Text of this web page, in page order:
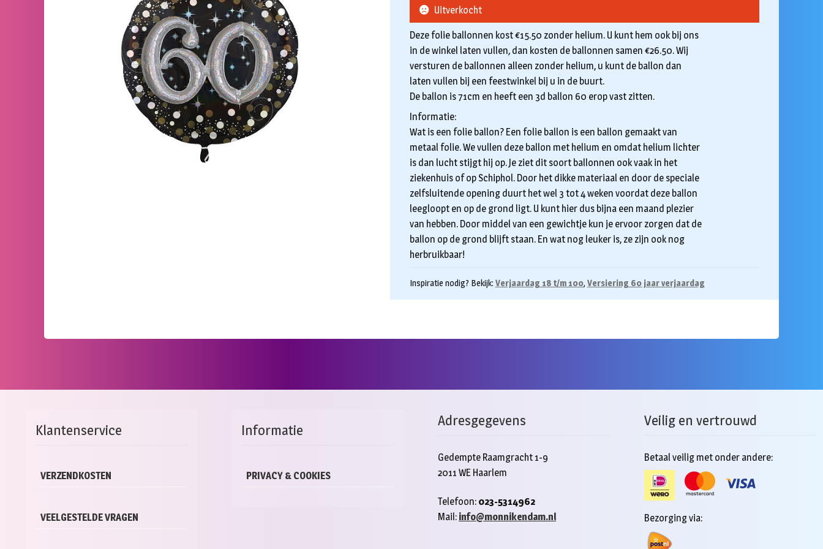
Deze folie ballonnen kost €15.50 zonder helium. U kunt hem ook bij ons
in de winkel laten vullen, dan kosten de ballonnen samen €26.50. Wij
versturen de ballonnen alleen zonder helium, u kunt de ballon dan
laten vullen bij een feestwinkel bij u in de buurt.
De ballon is 71cm en heeft een 3d ballon 60 erop vast zitten.
Informatie:
Wat is een folie ballon? Een folie ballon is een ballon gemaakt van
metaal folie. We vullen deze ballon met helium en omdat helium lichter
is dan lucht stijgt hij op. Je ziet dit soort ballonnen ook vaak in het
ziekenhuis of op Schiphol. Door het dikke materiaal en door de speciale
zelfsluitende opening duurt het wel 3 tot 4 weken voordat deze ballon
leegloopt en op de grond ligt. U kunt hier dus bijna een maand plezier
van hebben. Door middel van een gewichtje kun je ervoor zorgen dat de
ballon op de grond blijft staan. En wat nog leuker is, ze zijn ook nog
herbruikbaar!
Inspiratie nodig? Bekijk: Verjaardag 18 t/m 100, Versiering 60 jaar verjaardag
Uitverkocht
Klantenservice
VERZENDKOSTEN
VEELGESTELDE VRAGEN
Informatie
PRIVACY & COOKIES
Adresgegevens
Gedempte Raamgracht 1-9
2011 WE Haarlem
Telefoon: 023-5314962
Mail: info@monnikendam.nl
Veilig en vertrouwd
Betaal veilig met onder andere:
Bezorging via: